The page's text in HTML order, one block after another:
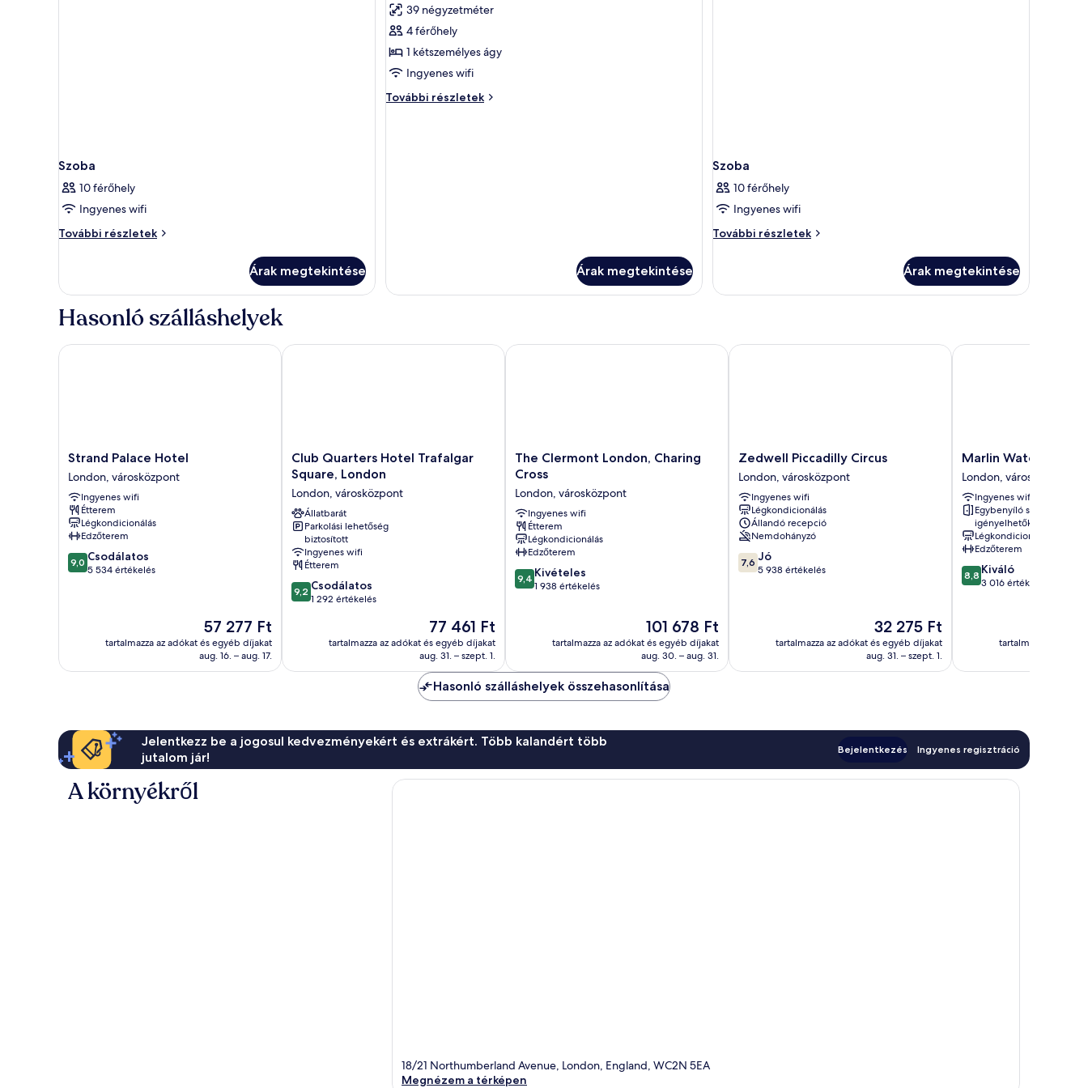
Szoba
10 férőhely
Ingyenes wifi
További részletek
Szoba
Árak megtekintése
szoba
összes
képének
megtekintése:
Szoba
39 négyzetméter
4 férőhely
1 kétszemélyes ágy
Ingyenes wifi
További részletek
Szoba
Árak megtekintése
Szoba
10 férőhely
Ingyenes wifi
További részletek
Szoba
Árak megtekintése
Hasonló szálláshelyek
Strand
Palace
Hotel
London,
városközpont
Strand Palace Hotel
London, városközpont
Ingyenes wifi
Étterem
Légkondicionálás
Edzőterem
9.0
ennyiből:
9,0 Csodálatos
5 534 értékelés
Az
ár
57 277 Ft
57 277 Ft
tartalmazza az adókat és egyéb díjakat
aug. 16. – aug. 17.
Strand Palace Hotel
Club
Quarters
Hotel
Trafalgar
Square,
London
London,
városközpont
Club Quarters Hotel Trafalgar
Square, London
London, városközpont
Állatbarát
Parkolási lehetőség
biztosított
Ingyenes wifi
Étterem
9.2
ennyiből:
9,2 Csodálatos
1 292 értékelés
Az
ár
77 461 Ft
77 461 Ft
tartalmazza az adókat és egyéb díjakat
aug. 31. – szept. 1.
Club Quarters Hotel Trafalgar Square, London
The
Clermont
Charing
Cross
London,
városközpont
The Clermont London, Charing
Cross
London, városközpont
Ingyenes wifi
Étterem
Légkondicionálás
Edzőterem
9.4
ennyiből:
értékelés
9,4 Kivételes
1 938 értékelés
Az
ár
101 678 Ft
101 678 Ft
tartalmazza az adókat és egyéb díjakat
aug. 30. – aug. 31.
The Clermont London, Charing Cross
Zedwell
Piccadilly
Circus
London,
városközpont
Zedwell Piccadilly Circus
London, városközpont
Ingyenes wifi
Légkondicionálás
Állandó recepció
Nemdohányzó
7.6
ennyiből:
7,6 Jó
5 938 értékelés
Az
ár
32 275 Ft
32 275 Ft
tartalmazza az adókat és egyéb díjakat
aug. 31. – szept. 1.
Zedwell Piccadilly Circus
Marlin
Waterloo
London,
városközpont
Marlin Waterloo
London, városközpont
Ingyenes wifi
Egybenyíló szobák
igényelhetők
Légkondicionálás
Edzőterem
8.8
ennyiből:
értékelés
8,8 Kiváló
3 016 értékelés
tartalmazza az
Marlin Waterloo
Hasonló szálláshelyek összehasonlítása
Jelentkezz be a jogosul kedvezményekért és extrákért. Több kalandért több
jutalom jár!
Bejelentkezés Ingyenes regisztráció
A környékről
18/21 Northumberland Avenue, London, England, WC2N 5EA
Megnézem a térképen